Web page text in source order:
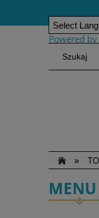
Powered by
»
MENU